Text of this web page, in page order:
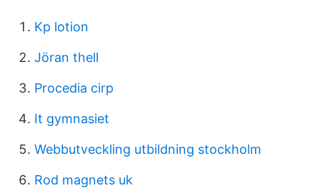
Kp lotion
Jöran thell
Procedia cirp
It gymnasiet
Webbutveckling utbildning stockholm
Rod magnets uk